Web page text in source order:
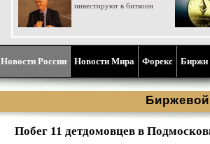
инвестируют в биткоин
Новости России Новости Мира Форекс Биржи
Побег 11 детдомовцев в